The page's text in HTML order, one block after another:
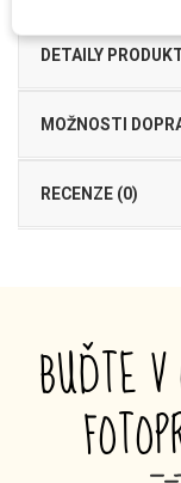
DETAILY
MOŽNOSTI
RECENZE (0)
BUĎTE